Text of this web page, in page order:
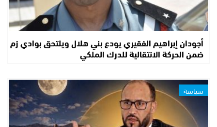
أجودان إبراهيم الفقيري يودع بني هلال ويلتحق بوادي زم
ضمن الحركة الانتقالية للدرك الملكي
سياسة